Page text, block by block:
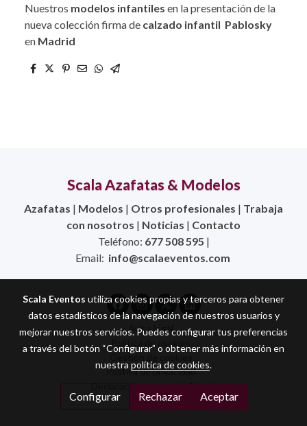
Nuestros modelos infantiles en la presentación de la
nueva colección firma de calzado infantil Pablosky
en Madrid
Scala Azafatas & Modelos
Azafatas | Modelos | Otros profesionales | Trabaja
con nosotros | Noticias | Contacto
Teléfono: 677 508 595 |
Email: info@scalaeventos.com
Aviso legal
Política de cookies
Gestión de cookies
Política de privacidad
Declaración de accesibilidad
Scala Eventos utiliza cookies propias y terceros para obtener
datos estadísticos de la navegación de nuestros usuarios y
mejorar nuestros servicios. Puedes configurar tus preferencias
a través del botón “Configurar” o obtener más información en
nuestra política de cookies.
Configurar Rechazar Aceptar